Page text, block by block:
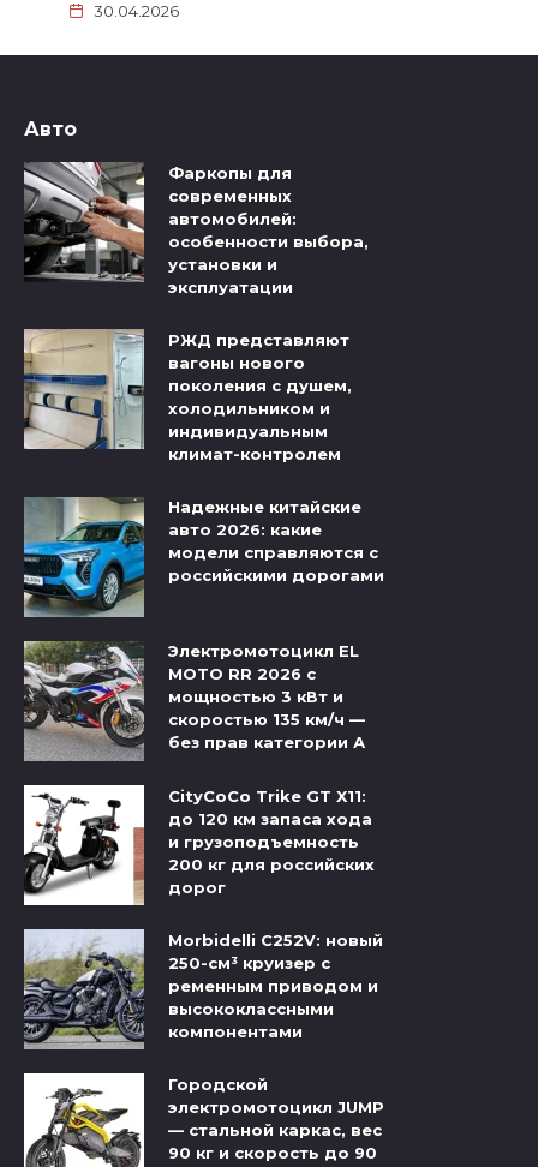
30.04.2026
Авто
Фаркопы для
современных
автомобилей:
особенности выбора,
установки и
эксплуатации
РЖД представляют
вагоны нового
поколения с душем,
холодильником и
индивидуальным
климат-контролем
Надежные китайские
авто 2026: какие
модели справляются с
российскими дорогами
Электромотоцикл EL
MOTO RR 2026 с
мощностью 3 кВт и
скоростью 135 км/ч —
без прав категории А
CityCoCo Trike GT X11:
до 120 км запаса хода
и грузоподъемность
200 кг для российских
дорог
Morbidelli C252V: новый
250-см³ круизер с
ременным приводом и
высококлассными
компонентами
Городской
электромотоцикл JUMP
— стальной каркас, вес
90 кг и скорость до 90